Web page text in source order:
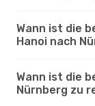
Wann ist die
Hanoi nach
Wann ist die
Nürnberg zu